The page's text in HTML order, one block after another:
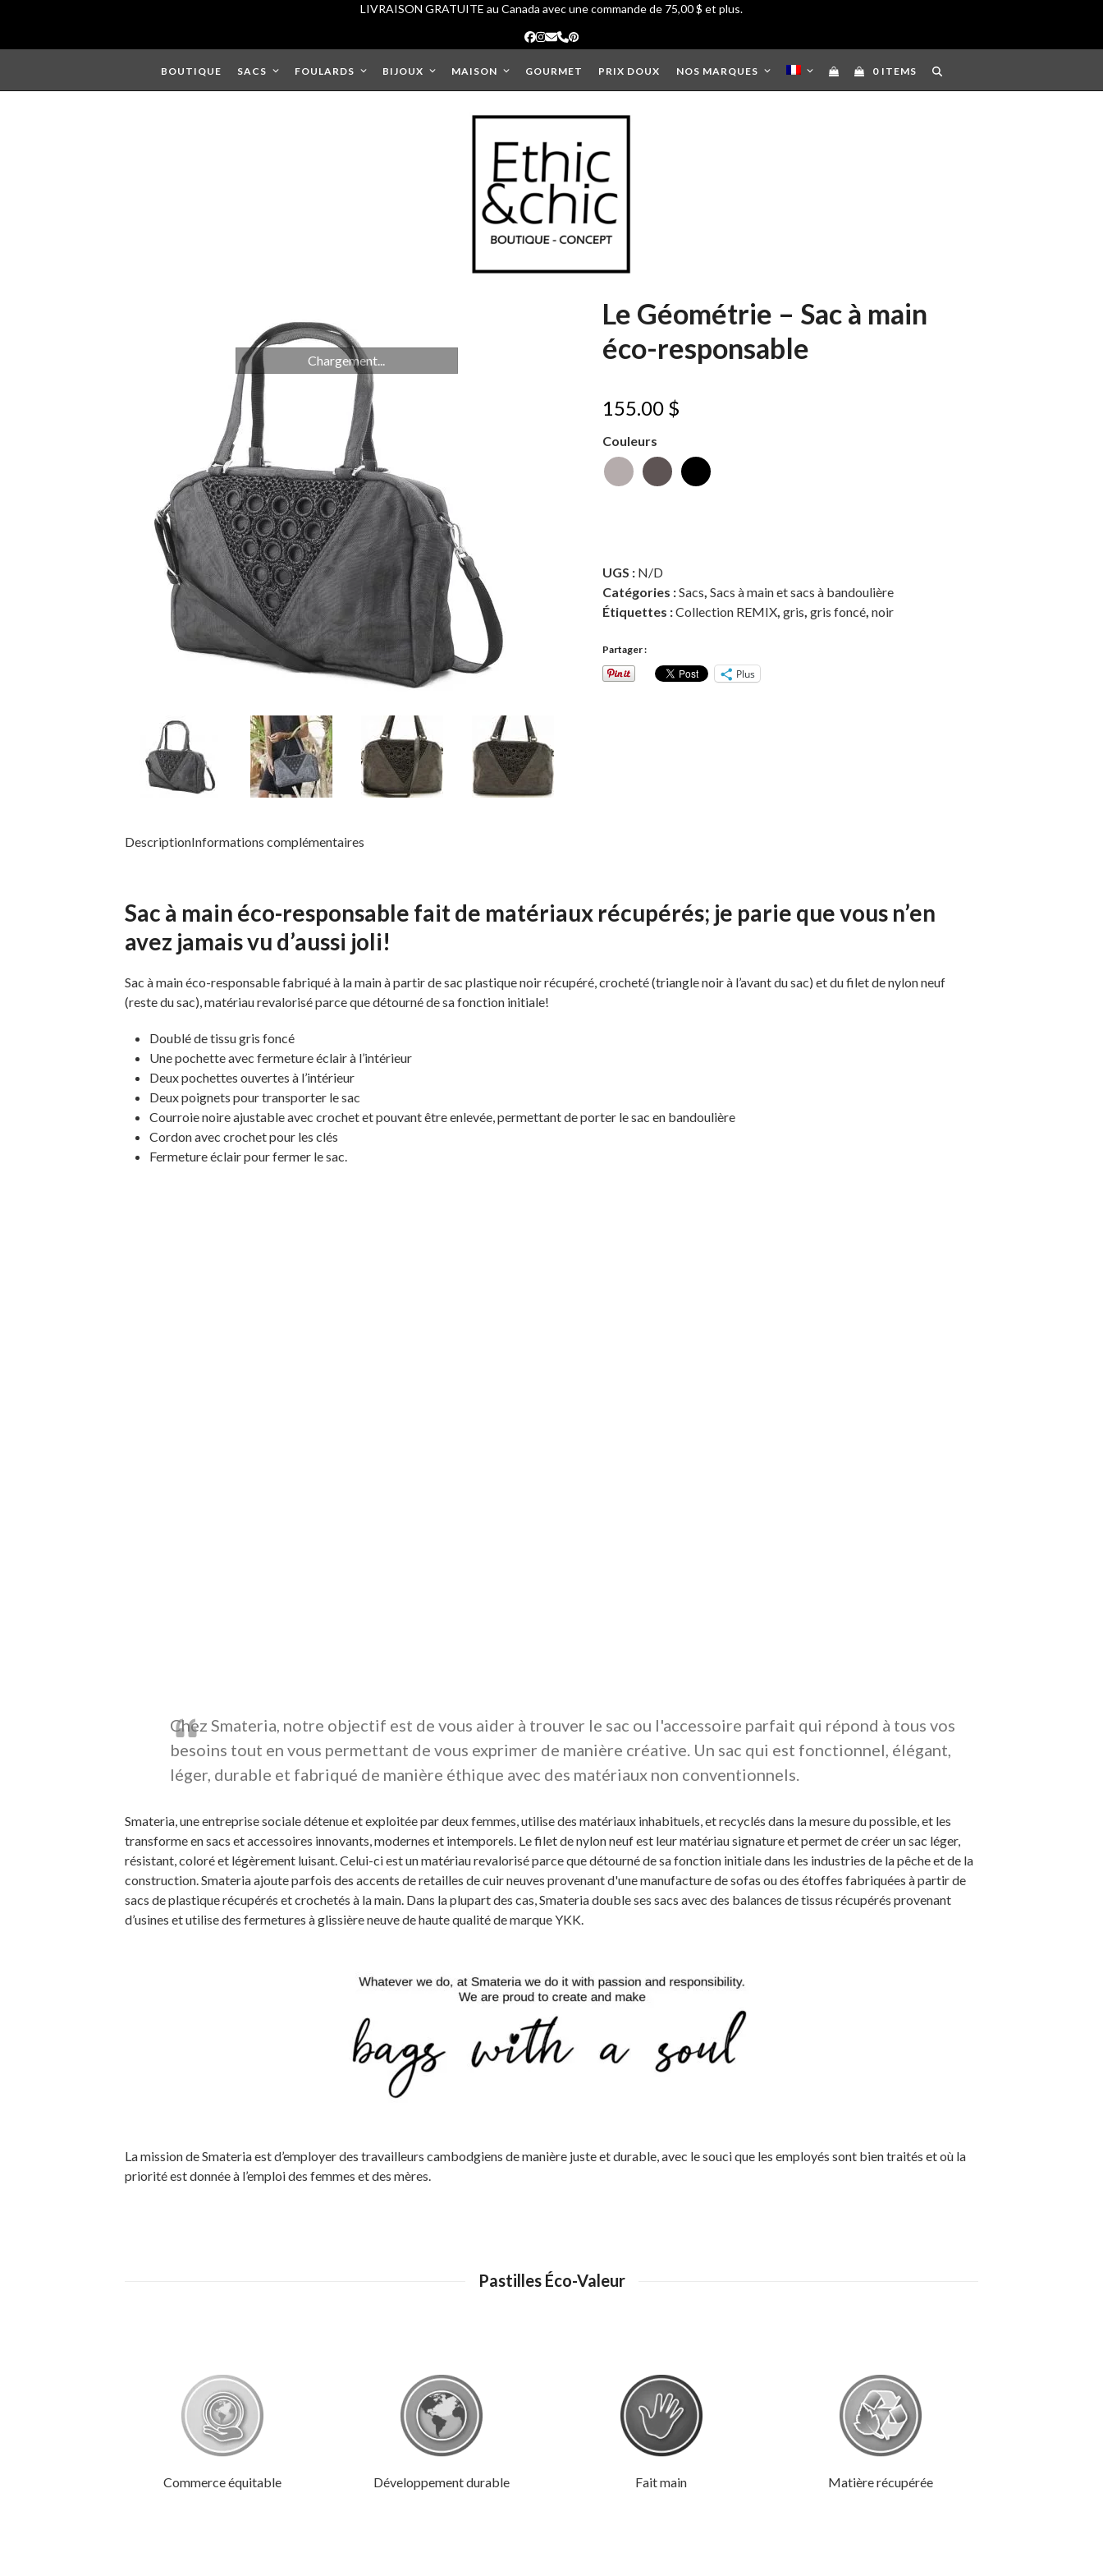
content
LIVRAISON GRATUITE au Canada avec une commande de 75,00 $ et plus.
Facebook
Instagram
Courriel
Phone
Pinterest
BOUTIQUE SACS FOULARDS BIJOUX MAISON GOURMET PRIX DOUX NOS MARQUES 0 ITEMS
Chargement...
Le Géométrie – Sac à main
éco-responsable
155.00 $
Couleurs
UGS : N/D
Catégories :Sacs,Sacs à main et sacs à bandoulière
Étiquettes :Collection REMIX,gris,gris foncé,noir
Partager :
Plus
DescriptionInformations complémentaires
Sac à main éco-responsable fait de matériaux récupérés; je parie que vous n’en
avez jamais vu d’aussi joli!
Sac à main éco-responsable fabriqué à la main à partir de sac plastique noir récupéré, crocheté (triangle noir à l’avant du sac) et du filet de nylon neuf
(reste du sac), matériau revalorisé parce que détourné de sa fonction initiale!
Doublé de tissu gris foncé
Une pochette avec fermeture éclair à l’intérieur
Deux pochettes ouvertes à l’intérieur
Deux poignets pour transporter le sac
Courroie noire ajustable avec crochet et pouvant être enlevée, permettant de porter le sac en bandoulière
Cordon avec crochet pour les clés
Fermeture éclair pour fermer le sac.
Chez Smateria, notre objectif est de vous aider à trouver le sac ou l'accessoire parfait qui répond à tous vos
besoins tout en vous permettant de vous exprimer de manière créative. Un sac qui est fonctionnel, élégant,
léger, durable et fabriqué de manière éthique avec des matériaux non conventionnels.
Smateria, une entreprise sociale détenue et exploitée par deux femmes, utilise des matériaux inhabituels, et recyclés dans la mesure du possible, et les
transforme en sacs et accessoires innovants, modernes et intemporels. Le filet de nylon neuf est leur matériau signature et permet de créer un sac léger,
résistant, coloré et légèrement luisant. Celui-ci est un matériau revalorisé parce que détourné de sa fonction initiale dans les industries de la pêche et de la
construction. Smateria ajoute parfois des accents de retailles de cuir neuves provenant d'une manufacture de sofas ou des étoffes fabriquées à partir de
sacs de plastique récupérés et crochetés à la main. Dans la plupart des cas, Smateria double ses sacs avec des balances de tissus récupérés provenant
d’usines et utilise des fermetures à glissière neuve de haute qualité de marque YKK.
La mission de Smateria est d’employer des travailleurs cambodgiens de manière juste et durable, avec le souci que les employés sont bien traités et où la
priorité est donnée à l’emploi des femmes et des mères.
Pastilles Éco-Valeur
Commerce équitable Développement durable Fait main Matière récupérée